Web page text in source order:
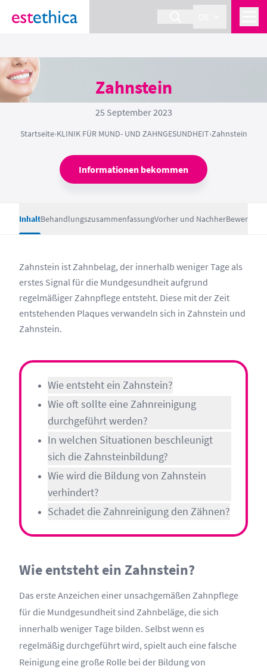
Zahnstein
25 September 2023
Startseite›KLINIK FÜR MUND- UND ZAHNGESUNDHEIT›Zahnstein
Informationen bekommen
InhaltBehandlungszusammenfassungVorher und Nachher
Zahnstein ist Zahnbelag, der innerhalb weniger Tage als
erstes Signal für die Mundgesundheit aufgrund
regelmäßiger Zahnpflege entsteht. Diese mit der Zeit
entstehenden Plaques verwandeln sich in Zahnstein und
Zahnstein.
Wie entsteht ein Zahnstein?
Wie oft sollte eine Zahnreinigung
durchgeführt werden?
In welchen Situationen beschleunigt
sich die Zahnsteinbildung?
Wie wird die Bildung von Zahnstein
verhindert?
Schadet die Zahnreinigung den Zähnen?
Wie entsteht ein Zahnstein?
Das erste Anzeichen einer unsachgemäßen Zahnpflege
für die Mundgesundheit sind Zahnbeläge, die sich
innerhalb weniger Tage bilden. Selbst wenn es
regelmäßig durchgeführt wird, spielt auch eine falsche
Reinigung eine große Rolle bei der Bildung von